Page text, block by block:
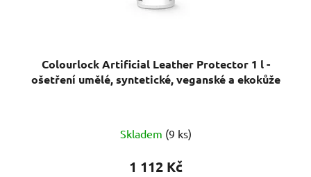
Colourlock Artificial Leather Protector 1 l -
ošetření umělé, syntetické, veganské a ekokůže
Skladem (9 ks)
1 112 Kč